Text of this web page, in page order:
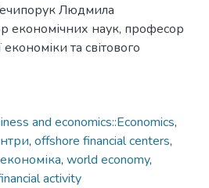
Людмила
економічних наук, професор
та світового
and economics::Economics,
, offshore financial centers,
, world economy,
activity